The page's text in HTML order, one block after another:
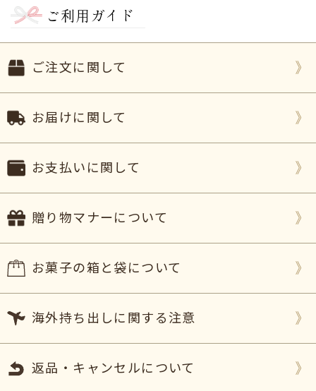
ご利用ガイド
ご注文に関して
お届けに関して
お支払いに関して
贈り物マナーについて
お菓子の箱と袋について
海外持ち出しに関する注意
返品・キャンセルについて